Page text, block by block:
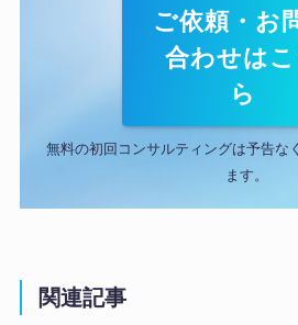
ご依頼・お
合わせはこ
ら
無料の初回コンサルティングは予告な
ます。
関連記事